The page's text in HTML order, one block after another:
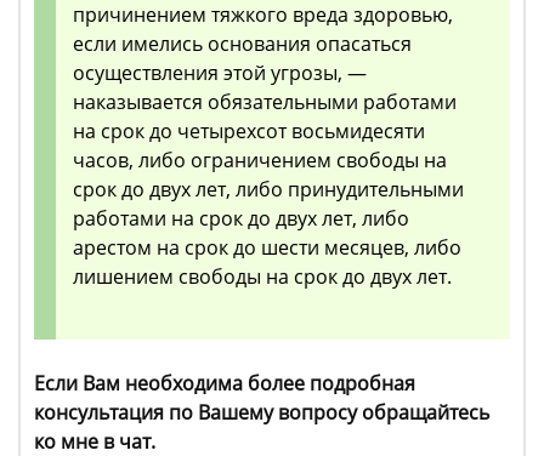
причинением тяжкого вреда здоровью,
если имелись основания опасаться
осуществления этой угрозы, —
наказывается обязательными работами
на срок до четырехсот восьмидесяти
часов, либо ограничением свободы на
срок до двух лет, либо принудительными
работами на срок до двух лет, либо
арестом на срок до шести месяцев, либо
лишением свободы на срок до двух лет.
Если Вам необходима более подробная
консультация по Вашему вопросу обращайтесь
ко мне в чат.